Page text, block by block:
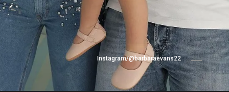
Instagram/@barbaraevans22